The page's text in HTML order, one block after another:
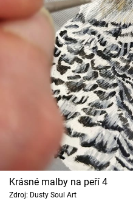
Krásné malby na peří 4
Zdroj: Dusty Soul Art